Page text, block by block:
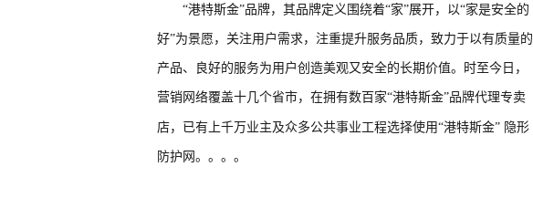
“港特斯金”品牌，其品牌定义围绕着“家”展开，以“家是安全的
好”为景愿，关注用户需求，注重提升服务品质，致力于以有质量的
产品、良好的服务为用户创造美观又安全的长期价值。时至今日，
营销网络覆盖十几个省市，在拥有数百家“港特斯金”品牌代理专卖
店，已有上千万业主及众多公共事业工程选择使用“港特斯金” 隐形
防护网。。。。